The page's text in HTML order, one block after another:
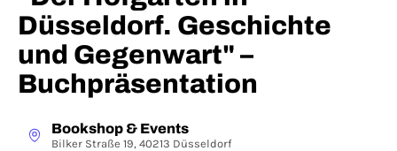
Düsseldorf. Geschichte
und Gegenwart" –
Buchpräsentation
Bookshop & Events
Bilker Straße 19, 40213 Düsseldorf